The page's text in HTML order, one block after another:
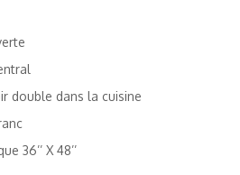
double dans la cuisine
36’’ X 48’’